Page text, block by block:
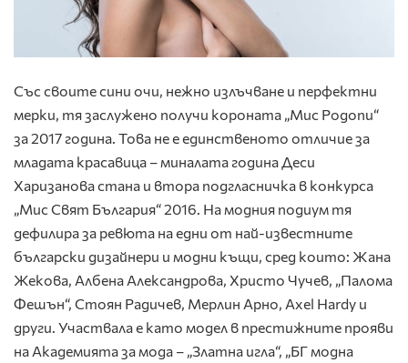
Със своите сини очи, нежно излъчване и перфектни
мерки, тя заслужено получи короната „Мис Родопи“
за 2017 година. Това не е единственото отличие за
младата красавица – миналата година Деси
Харизанова стана и втора подгласничка в конкурса
„Мис Свят България“ 2016. На модния подиум тя
дефилира за ревюта на едни от най-известните
български дизайнери и модни къщи, сред които: Жана
Жекова, Албена Александрова, Христо Чучев, „Палома
Фешън“, Стоян Радичев, Мерлин Арно, Axel Hardy и
други. Участвала е като модел в престижните прояви
на Академията за мода – „Златна игла“, „БГ модна